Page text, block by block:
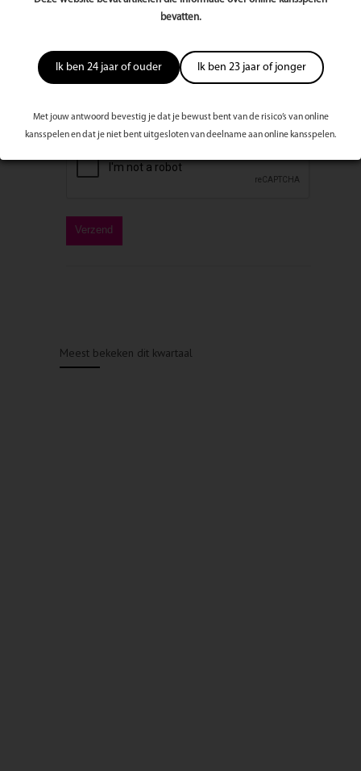
bevatten.
Ik ben 24 jaar of ouder Ik ben 23 jaar of jonger
Met jouw antwoord bevestig je dat je bewust bent van de risico’s van online
kansspelen en dat je niet bent uitgesloten van deelname aan online kansspelen.
Meest bekeken dit kwartaal